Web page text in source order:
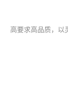
高要求高品质，以